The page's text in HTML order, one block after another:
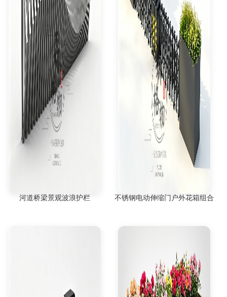
河道桥梁景观波浪护栏 不锈钢电动伸缩门户外花箱组合